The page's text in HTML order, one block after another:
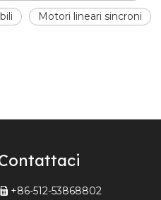
Motori lineari sincroni
+86-512-53868802